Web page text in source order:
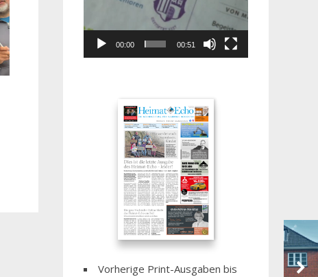
00:00 00:51
Vorherige Print-Ausgaben bis